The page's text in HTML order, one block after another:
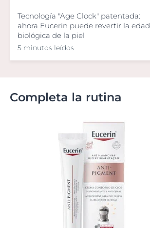
Tecnología "Age Clock" patentada:
ahora Eucerin puede revertir la edad
biológica de la piel
5 minutos leídos
Completa la rutina